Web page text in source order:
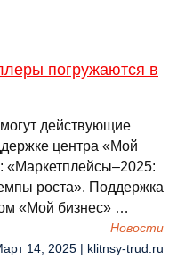
погружаются в
действующие
центра «Мой
«Маркетплейсы–2025:
роста». Поддержка
«Мой бизнес» …
Новости
14, 2025 | klitnsy-trud.ru